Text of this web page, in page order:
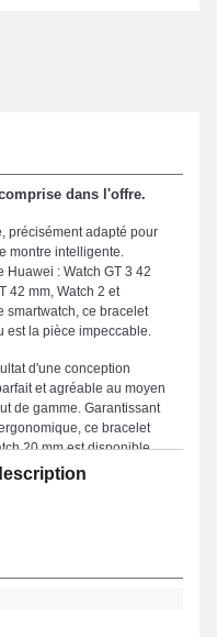
dans l'offre.
précisément adapté pour
montre intelligente.
: Watch GT 3 42
42 mm, Watch 2 et
smartwatch, ce bracelet
est la pièce impeccable.
d'une conception
et agréable au moyen
de gamme. Garantissant
ce bracelet
20 mm est disponible
lui le choix parfait pour
pour montre constitue
un abîmé ou brisé.
la couleur bleue
connectée et est
GT 3 42 mm, Watch